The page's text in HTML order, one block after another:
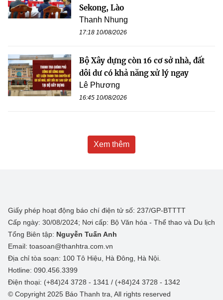
Sekong, Lào
Thanh Nhung
17:18 10/08/2026
Bộ Xây dựng còn 16 cơ sở nhà, đất
dôi dư có khả năng xử lý ngay
Lê Phương
16:45 10/08/2026
Xem thêm
Giấy phép hoạt động báo chí điện tử số: 237/GP-BTTTT
Cấp ngày: 30/08/2024; Nơi cấp: Bộ Văn hóa - Thể thao và Du lịch
Tổng Biên tập: Nguyễn Tuấn Anh
Email: toasoan@thanhtra.com.vn
Địa chỉ tòa soạn: 100 Tô Hiệu, Hà Đông, Hà Nội.
Hotline: 090.456.3399
Điện thoại: (+84)24 3728 - 1341 / (+84)24 3728 - 1342
© Copyright 2025 Báo Thanh tra, All rights reserved